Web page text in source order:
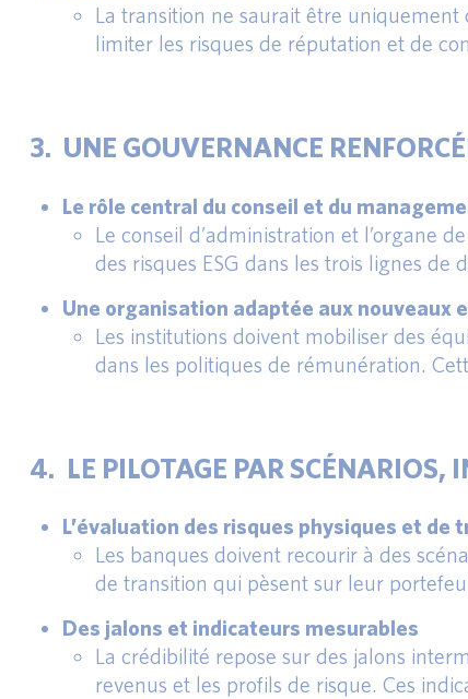
La transition ne saurait être uniquement
limiter les risques de réputation et de
3. UNE GOUVERNANCE
Le rôle central du conseil et du
Le conseil d’administration et l’organe
des risques ESG dans les trois lignes de
Une organisation adaptée aux nouveaux
Les institutions doivent mobiliser des
dans les politiques de rémunération.
4. LE PILOTAGE PAR SCÉNARIOS,
L’évaluation des risques physiques et de
Les banques doivent recourir à des
de transition qui pèsent sur leur
Des jalons et indicateurs mesurables
La crédibilité repose sur des jalons
revenus et les profils de risque. Ces